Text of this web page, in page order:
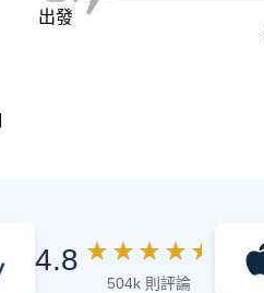
出發
4.8 ★ ★ ★ ★ ★
504k 則評論